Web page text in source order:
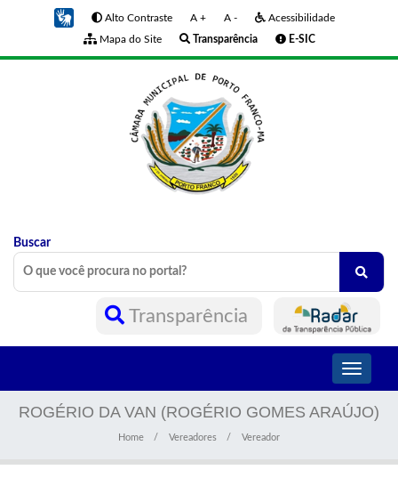
Alto Contraste A + A -
Acessibilidade
Mapa do Site
Transparência E-SIC
Buscar
Transparência
Toggle
ROGÉRIO DA VAN (ROGÉRIO GOMES ARAÚJO)
Home Vereadores Vereador